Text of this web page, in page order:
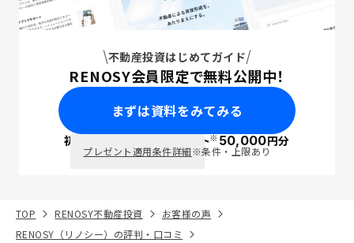
不動産投資はじめてガイド
RENOSY会員限定で無料公開中！
まずは資料をみてみる
初回面談で ポイント※50,000円分
プレゼント適用条件詳細※条件・上限あり
TOP RENOSY不動産投資
お客様の声
RENOSY（リノシー）の評判・口コミ